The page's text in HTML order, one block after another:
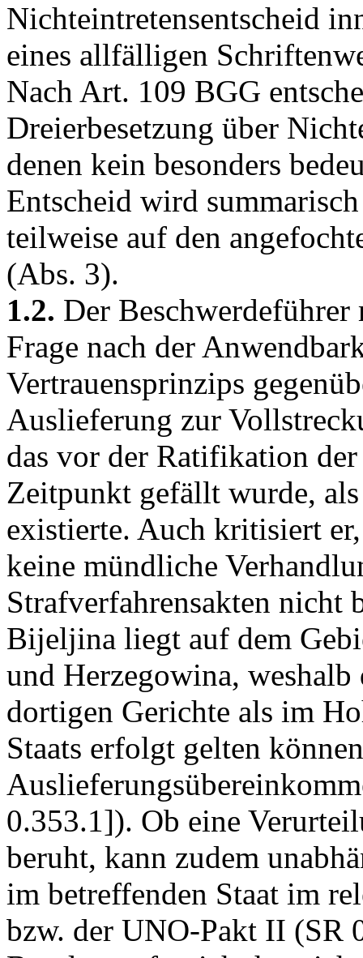
Nichteintretensentscheid
eines allfälligen
Nach Art. 109 BGG
Dreierbesetzung über
denen kein besonders
Entscheid wird
teilweise auf den
(Abs. 3).
1.2. Der Beschwerdeführer
Frage nach der
Vertrauensprinzips
Auslieferung zur
das vor der Ratifikation
Zeitpunkt gefällt wurde,
existierte. Auch kritisiert
keine mündliche
Strafverfahrensakten nicht
Bijeljina liegt auf dem
und Herzegowina,
dortigen Gerichte als im
Staats erfolgt gelten
0.353.1]). Ob eine
beruht, kann zudem
im betreffenden Staat im
bzw. der UNO-Pakt II (SR